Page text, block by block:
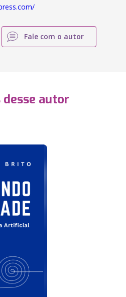
Fale com o autor
desse autor